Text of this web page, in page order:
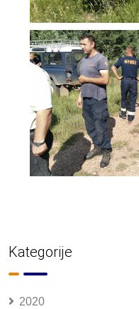
Kategorije
2020